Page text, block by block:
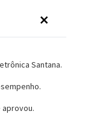
Santana.
aprovou.